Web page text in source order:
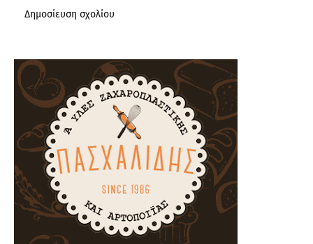
Δημοσίευση σχολίου